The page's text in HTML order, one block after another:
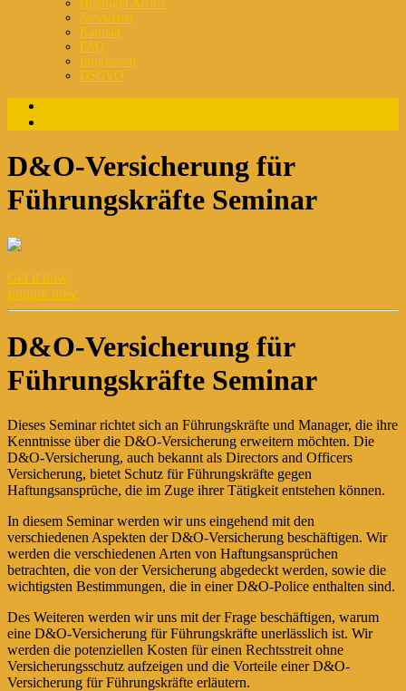
Highlight Archiv
Newsletter
Kontakt
FAQ
Impressum
DSGVO
D&O-Versicherung für
Führungskräfte Seminar
Get it now
Inquire now
D&O-Versicherung für
Führungskräfte Seminar
Dieses Seminar richtet sich an Führungskräfte und Manager, die ihre
Kenntnisse über die D&O-Versicherung erweitern möchten. Die
D&O-Versicherung, auch bekannt als Directors and Officers
Versicherung, bietet Schutz für Führungskräfte gegen
Haftungsansprüche, die im Zuge ihrer Tätigkeit entstehen können.
In diesem Seminar werden wir uns eingehend mit den
verschiedenen Aspekten der D&O-Versicherung beschäftigen. Wir
werden die verschiedenen Arten von Haftungsansprüchen
betrachten, die von der Versicherung abgedeckt werden, sowie die
wichtigsten Bestimmungen, die in einer D&O-Police enthalten sind.
Des Weiteren werden wir uns mit der Frage beschäftigen, warum
eine D&O-Versicherung für Führungskräfte unerlässlich ist. Wir
werden die potenziellen Kosten für einen Rechtsstreit ohne
Versicherungsschutz aufzeigen und die Vorteile einer D&O-
Versicherung für Führungskräfte erläutern.